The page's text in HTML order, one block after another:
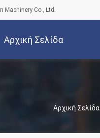
Machinery Co., Ltd.
Αρχική Σελίδα
Αρχική Σελίδα